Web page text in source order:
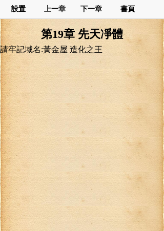
設置 上一章 下一章 書頁
第19章 先天凈體
請牢記域名:黃金屋 造化之王